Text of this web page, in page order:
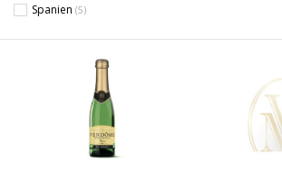
Spanien (5)